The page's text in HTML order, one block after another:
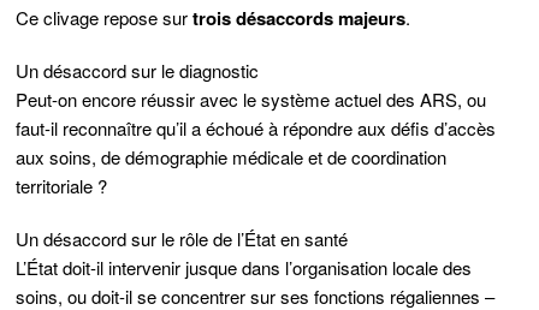
Ce clivage repose surtrois désaccords majeurs.
Un désaccord sur le diagnostic
Peut-on encore réussir avec le système actuel des ARS, ou
faut-il reconnaître qu’il a échoué à répondre aux défis d’accès
aux soins, de démographie médicale et de coordination
territoriale ?
Un désaccord sur le rôle de l’État en santé
L’État doit-il intervenir jusque dans l’organisation locale des
soins, ou doit-il se concentrer sur ses fonctions régaliennes –